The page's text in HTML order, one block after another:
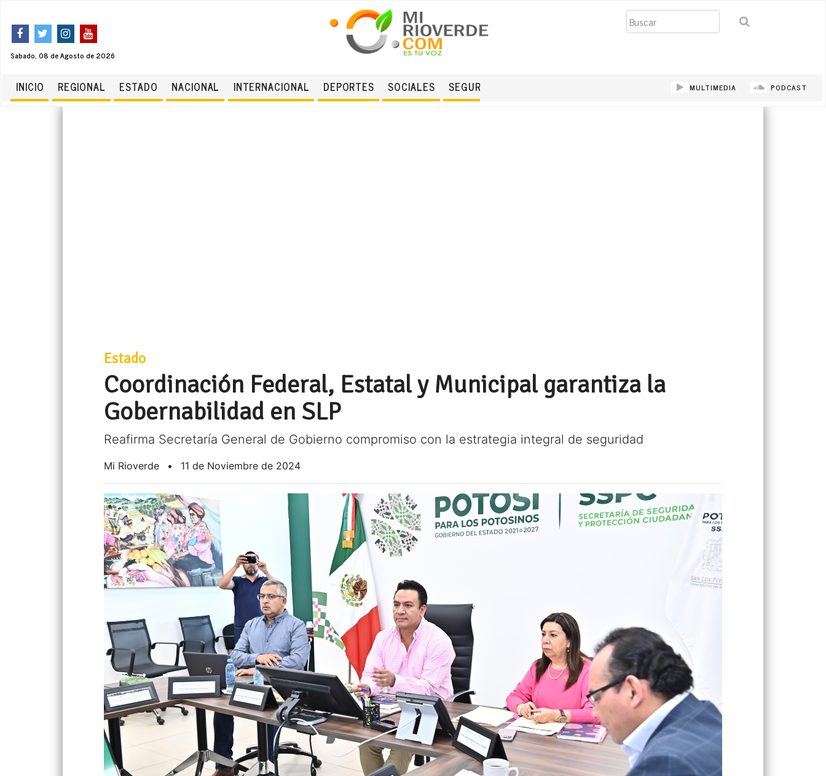
Sabado, 08 de Agosto de 2026
Buscar
INICIO REGIONAL ESTADO NACIONAL INTERNACIONAL DEPORTES SOCIALES SEGURIDAD MULTIMEDIA PODCAST
Estado
Coordinación Federal, Estatal y Municipal garantiza la
Gobernabilidad en SLP
Reafirma Secretaría General de Gobierno compromiso con la estrategia integral de seguridad
Mi Rioverde • 11 de Noviembre de 2024